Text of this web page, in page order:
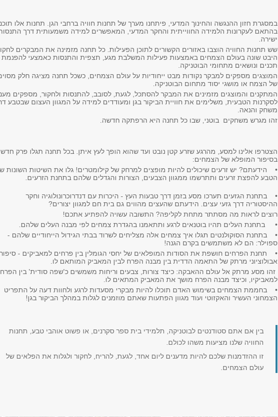
במסגרת חזון ההנגשה והחינוך המדעי, פיתחנו מערך של תחנות חוויה ברחבי הגן. תחנות אלו
בהתאם לעקרונות הלמידה החווייתית והחקר המדעי, המאפשרים למידה משמעותית דרך
ישירה.
שש תחנות החוויה הוצבו באזורים הקשורים לתוכן הפעילות. כל תחנה מזמינה את המבקרים
היבט שונה בעולם הצמחים באמצעות פעילות המשלבת מגע, תצפית והתנסות כאמצעי להפנמת
תכנים ונושאים מתחומי הבוטניקה.
המוצגים מספקים למבקר נקודות מבט ייחודיות על עולם הצמחים, כשכל תחנה מציגה חלק
של הצמח או מושגי יסוד מתחום הבוטניקה.
המתקנים והמוצגים מזמינים את המבקר להסתכל, לגעת, לסובב, להתנסות ולחקור, מספקים
לסקרנות הטבעית, משלימים את חוויית הביקור בגן ומעודדים למידה על המגוון העצום שבטבע
משחק והנאה.
זהו מגרש משחקים בוטני, שבו כל תחנה היא הרפתקה חדשה.
הצטרפו אלינו למסע, מהרגע שזרע קטן נובט ועד שהוא הופך לעץ איתן. בכל תחנה תגלו פרק חדש
בסיפור המופלא של הצמחים:
• הידעתם? יש זרעים שיכולים להיות מופצים למרחק של קילומטרים! גלו את השיטות השונות
הטבע להפצת זרעים ותתרשמו ממגוון הצבעים, הצורות והגדלים שלהם בתחנת הזרעים.
• בתחנת הגזעים תערכו מסע בזמן דרך טבעות העץ - היכרות עם דנדרוכרונולוגיה וחקר
ההיסטוריה דרך גזעי עצים. הידעתם שהעצים מהווים גם בית חם למגוון יצורים?
רוצים לראות מה מסתתר מתחת לקליפה? התשובה עשויה להפתיע אתכם!
• בתחנת העלים תהיו בוטנאים לרגע ותתאמנו בהגדרת צמחים לפי מבנה העלים שלהם.
• בתחנת הסוקולנטים תגלו איך צמחים אלה מצליחים לשרוד בבתי הגידול הייחודיים שלהם -
ספוילר: הם לא משתמשים בקרם הגנה!
• תחנת הפרחים חושפת את הסודות המופלאים של יחסי הגומלין בין פרחים למאביקים - סיפור
אבולוציוני מרתק של התאמה הדדית בין מבנה הפרח לבין המאביק המותאם לו.
זהו מסע מרתק אל עולם ההאבקה: כיצד צורות, צבעים וריחות משמשים כ'שפה סודית' בין הפרח
למאביקיו, וכיצד מבנה הפרח מושך את המאביק המתאים לו.
• בחממת הצמחים בשימוש האדם תוכלו להיות מבקרי מסעדות לרגע ולחוות דעה על התפריט
הצמחוני העשיר והאקזוטי ועוד מגוון הפתעות שאתם מוזמנים לגלות במהלך הביקור בגן!
בין אם אתם סטודנטים לבוטניקה, תלמידי בית ספר סקרנים, או פשוט אוהבי טבע, תחנות
החוויה שלנו מציעות משהו לכולם.
זו ההזדמנות שלכם להיות מדענים ליום אחד, לגעת, להריח, לחקור ולגלות את הפלאים של
עולם הצמחים.